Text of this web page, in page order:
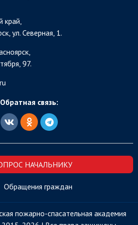
край,
ул. Северная, 1.
97.
Обратная связь:
НАЧАЛЬНИКУ
Обращения граждан
пожарно-спасательная академия